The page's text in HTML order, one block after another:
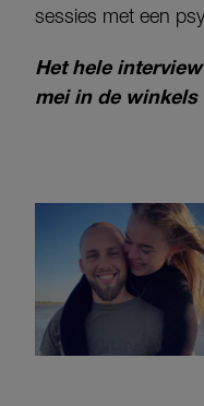
sessies met een
Het hele
mei in de winkels